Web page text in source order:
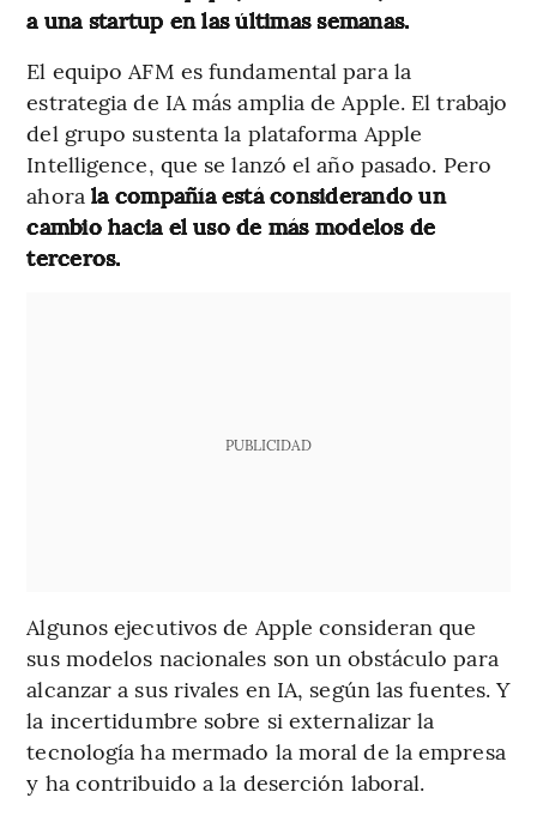
a una startup en las últimas semanas.
El equipo AFM es fundamental para la
estrategia de IA más amplia de Apple. El trabajo
del grupo sustenta la plataforma Apple
Intelligence, que se lanzó el año pasado. Pero
ahorala compañía está considerando un
cambio hacia el uso de más modelos de
terceros.
PUBLICIDAD
Algunos ejecutivos de Apple consideran que
sus modelos nacionales son un obstáculo para
alcanzar a sus rivales en IA, según las fuentes. Y
la incertidumbre sobre si externalizar la
tecnología ha mermado la moral de la empresa
y ha contribuido a la deserción laboral.